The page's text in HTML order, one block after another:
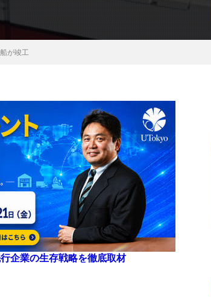
が竣工
企業の生存戦略を徹底取材